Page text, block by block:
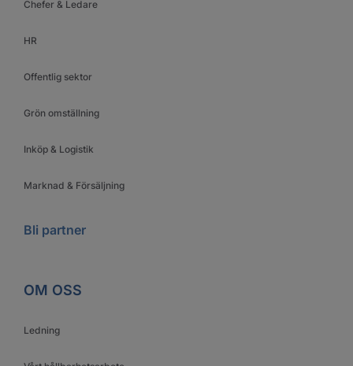
Chefer & Ledare
HR
Offentlig sektor
Grön omställning
Inköp & Logistik
Marknad & Försäljning
Bli partner
OM OSS
Ledning